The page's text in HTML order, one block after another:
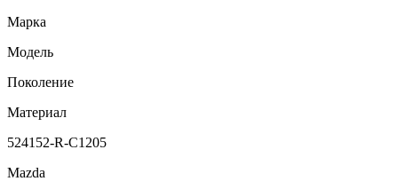
Марка
Модель
Поколение
Материал
524152-R-C1205
Mazda